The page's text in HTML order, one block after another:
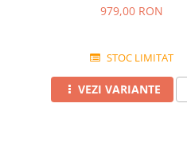
979,00 RON
STOC LIMITAT
VEZI VARIANTE